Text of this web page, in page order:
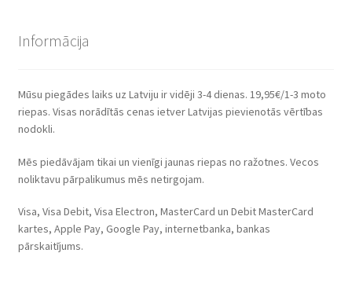
Informācija
Mūsu piegādes laiks uz Latviju ir vidēji 3-4 dienas. 19,95€/1-3 moto
riepas. Visas norādītās cenas ietver Latvijas pievienotās vērtības
nodokli.
Mēs piedāvājam tikai un vienīgi jaunas riepas no ražotnes. Vecos
noliktavu pārpalikumus mēs netirgojam.
Visa, Visa Debit, Visa Electron, MasterCard un Debit MasterCard
kartes, Apple Pay, Google Pay, internetbanka, bankas
pārskaitījums.